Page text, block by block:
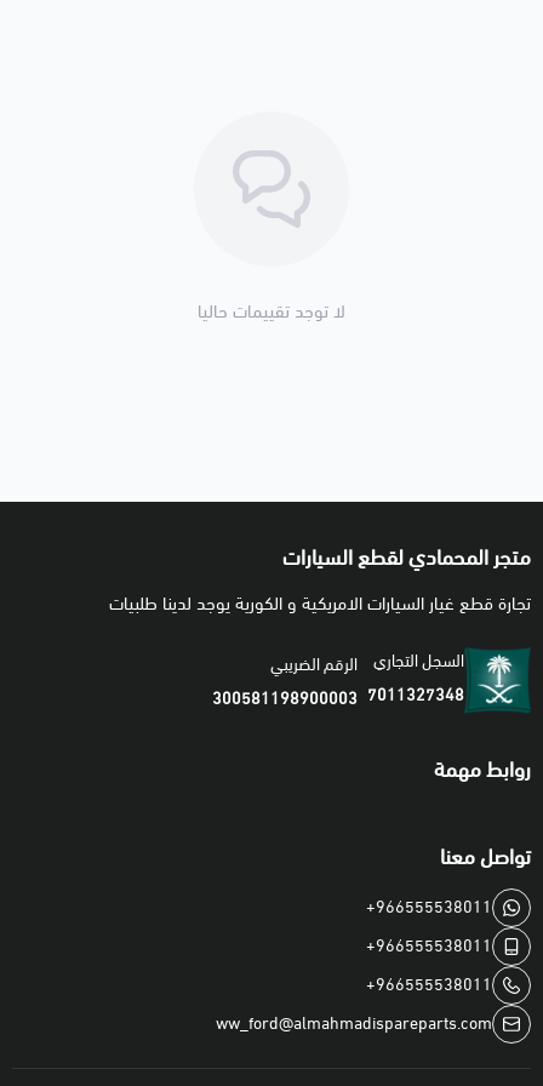
لا توجد تقييمات حاليا
متجر المحمادي لقطع السيارات
تجارة قطع غيار السيارات الامريكية و الكورية يوجد لدينا طلبيات
السجل التجاري
7011327348
الرقم الضريبي
300581198900003
روابط مهمة
تواصل معنا
+966555538011
+966555538011
+966555538011
ww_ford@almahmadispareparts.com